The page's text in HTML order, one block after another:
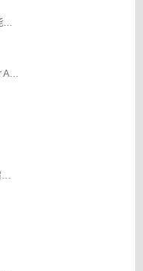
AI 中文社区 - 一个学习交流 AI 人工智能技术的中文社区
角色扮演聊天机器人Janitor AI，Janitor AI 被证明是各行业用户的多功能且不可或缺的平台。
在问|全能又免费的人工智能网站。宗旨：让知识无界,智能触手可及